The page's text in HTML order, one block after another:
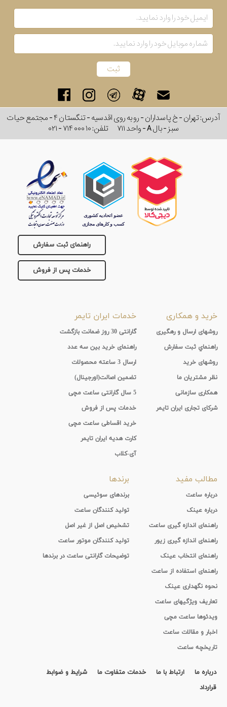
آدرس: تهران - خ پاسداران - رو به روی اقدسیه - تنگستان ۴ - مجتمع حیات
سبز - بال A - واحد ۷۱۱
تلفن:۰۲۱ - ۷۱۴ ۰۰۰ ۱۰
راهنمای ثبت سفارش
خدمات پس از فروش
خرید و همکاری
روشهای ارسال و رهگیری
راهنماي ثبت سفارش
روشهای خرید
نظر مشتریان ما
همکاری سازمانی
شرکای تجاری ایران تایمر
خدمات ایران تایمر
گارانتی 30 روز ضمانت بازگشت
راهنمای خرید بین سه عدد
ارسال 3 ساعته محصولات
تضمین اصالت(اورجینال)
5 سال گارانتی ساعت مچی
خدمات پس از فروش
خرید اقساطی ساعت مچی
کارت هدیه ایران تایمر
آی-کلاب
مطالب مفید
درباره ساعت
درباره عینک
راهنمای اندازه گیری ساعت
راهنمای اندازه گیری زیور
راهنمای انتخاب عینک
راهنمای استفاده از ساعت
نحوه نگهداری عینک
تعاریف ویژگیهای ساعت
ویدئوها ساعت مچی
اخبار و مقالات ساعت
تاریخچه ساعت
برندها
برندهای سوئیسی
تولید کنندگان ساعت
تشخیص اصل از غیر اصل
تولید کنندگان موتور ساعت
توضیحات گارانتی ساعت در برندها
درباره ما ارتباط با ما خدمات متفاوت ما
شرایط و ضوابط
قرارداد